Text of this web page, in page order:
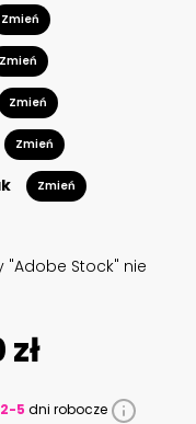
Zmień
Zmień
Zmień
Zmień
Zmień
"Adobe Stock" nie
zł
2-5 dni robocze